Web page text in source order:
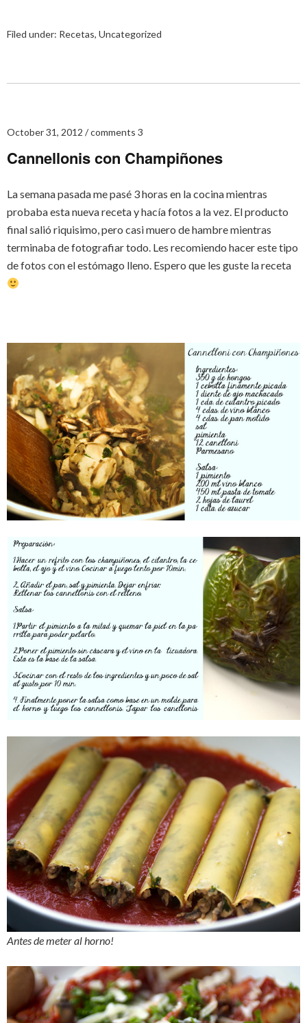
Filed under: Recetas, Uncategorized
October 31, 2012 comments 3
Cannellonis con Champiñones
La semana pasada me pasé 3 horas en la cocina mientras
probaba esta nueva receta y hacía fotos a la vez. El producto
final salió riquisimo, pero casi muero de hambre mientras
terminaba de fotografiar todo. Les recomiendo hacer este tipo
de fotos con el estómago lleno. Espero que les guste la receta
Antes de meter al horno!